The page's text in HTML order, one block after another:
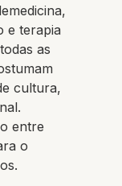
e terapia
as
cultura,
entre
o